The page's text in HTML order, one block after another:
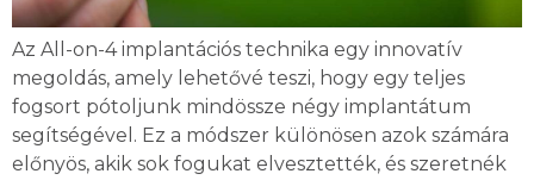
Az All-on-4 implantációs technika egy innovatív
megoldás, amely lehetővé teszi, hogy egy teljes
fogsort pótoljunk mindössze négy implantátum
segítségével. Ez a módszer különösen azok számára
előnyös, akik sok fogukat elvesztették, és szeretnék